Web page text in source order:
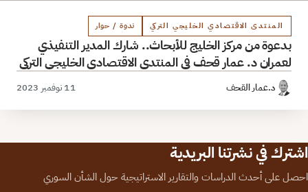
المنتدى الاقتصادي الخليجي التركي ندوة / حوار
بدعوة من مركز الخليج للأبحاث.. شارك المدير التنفيذي
لعمران د. عمار قحف في المنتدى الاقتصادي الخليجي التركي
د.عمار القحف 11 نوفمبر 2023
اشترك في نشرتنا البريدية
احصل على أحدث الدراسات والتقارير الاستراتيجية حول الشأن السوري